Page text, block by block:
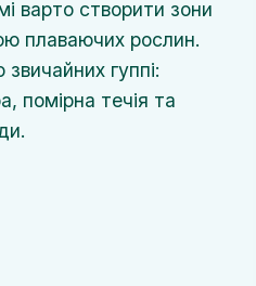
варто створити зони
плаваючих рослин.
гуппі:
помірна течія та